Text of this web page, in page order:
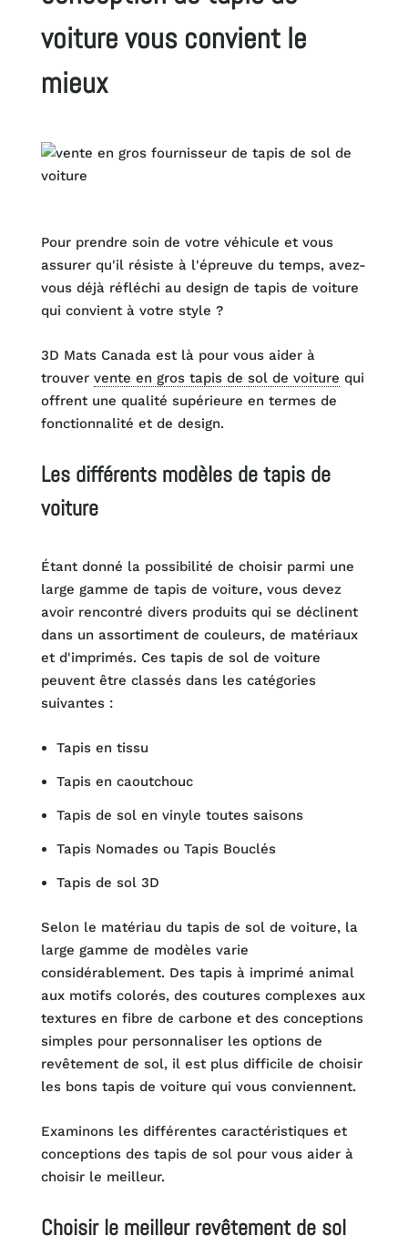
voiture vous convient le
mieux
Pour prendre soin de votre véhicule et vous
assurer qu'il résiste à l'épreuve du temps, avez-
vous déjà réfléchi au design de tapis de voiture
qui convient à votre style ?
3D Mats Canada est là pour vous aider à
trouver vente en gros tapis de sol de voiture qui
offrent une qualité supérieure en termes de
fonctionnalité et de design.
Les différents modèles de tapis de
voiture
Étant donné la possibilité de choisir parmi une
large gamme de tapis de voiture, vous devez
avoir rencontré divers produits qui se déclinent
dans un assortiment de couleurs, de matériaux
et d'imprimés. Ces tapis de sol de voiture
peuvent être classés dans les catégories
suivantes :
Tapis en tissu
Tapis en caoutchouc
Tapis de sol en vinyle toutes saisons
Tapis Nomades ou Tapis Bouclés
Tapis de sol 3D
Selon le matériau du tapis de sol de voiture, la
large gamme de modèles varie
considérablement. Des tapis à imprimé animal
aux motifs colorés, des coutures complexes aux
textures en fibre de carbone et des conceptions
simples pour personnaliser les options de
revêtement de sol, il est plus difficile de choisir
les bons tapis de voiture qui vous conviennent.
Examinons les différentes caractéristiques et
conceptions des tapis de sol pour vous aider à
choisir le meilleur.
Choisir le meilleur revêtement de sol